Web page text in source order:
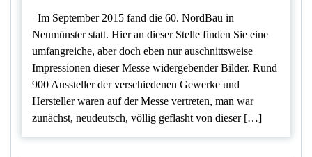
Im September 2015 fand die 60. NordBau in
Neumünster statt. Hier an dieser Stelle finden Sie eine
umfangreiche, aber doch eben nur auschnittsweise
Impressionen dieser Messe widergebender Bilder. Rund
900 Aussteller der verschiedenen Gewerke und
Hersteller waren auf der Messe vertreten, man war
zunächst, neudeutsch, völlig geflasht von dieser […]